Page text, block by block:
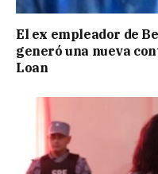
El ex empleador de
generó una nueva
Loan